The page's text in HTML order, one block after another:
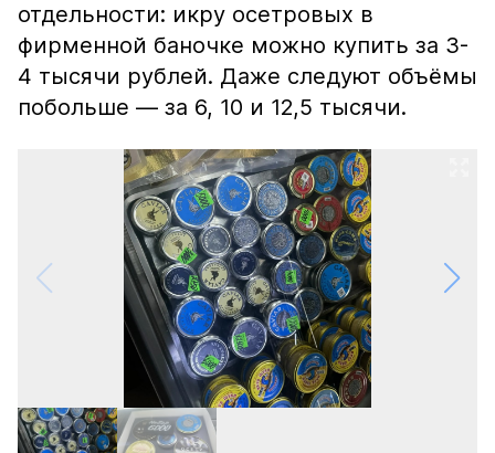
отдельности: икру осетровых в
фирменной баночке можно купить за 3-
4 тысячи рублей. Даже следуют объёмы
побольше — за 6, 10 и 12,5 тысячи.